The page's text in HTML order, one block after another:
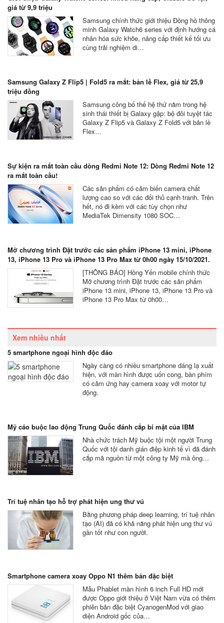
giá từ 9,9 triệu
Samsung chính thức giới thiệu Đồng hồ thông
minh Galaxy Watch6 series với định hướng cá
nhân hóa sức khỏe, nâng cấp thiết kế tối ưu
cùng trải nghiệm di…
Samsung Galaxy Z Flip5 | Fold5 ra mắt: bản lề Flex, giá từ 25,9
triệu đồng
Samsung công bố thế hệ thứ năm trong hệ
sinh thái thiết bị Galaxy gập: bộ đôi tuyệt tác
Galaxy Z Flip5 và Galaxy Z Fold5 với bản lề
Flex…
Sự kiện ra mắt toàn cầu dòng Redmi Note 12: Dòng Redmi Note 12
ra mắt toàn cầu!
Các sản phẩm có cảm biến camera chất
lượng cao so với các đối thủ cạnh tranh. Trên
hết, nó đi kèm với các tùy chọn như
MediaTek Dimensity 1080 SOC…
Mở chương trình Đặt trước các sản phẩm iPhone 13 mini, iPhone
13, iPhone 13 Pro và iPhone 13 Pro Max từ 0h00 ngày 15/10/2021.
[THÔNG BÁO] Hồng Yến mobile chính thức
Mở chương trình Đặt trước các sản phẩm
iPhone 13 mini, iPhone 13, iPhone 13 Pro và
iPhone 13 Pro Max từ 0h00…
Xem nhiều nhất
5 smartphone ngoại hình độc đáo
Ngày càng có nhiều smartphone dáng lạ xuất
hiện, với màn hình được uốn cong, bàn phím
có cảm ứng hay camera xoay với motor tự
động.
Mỹ cáo buộc lao động Trung Quốc đánh cắp bí mật của IBM
Nhà chức trách Mỹ buộc tội một người Trung
Quốc với tội danh gián điệp kinh tế vì đã đánh
cắp mã nguồn từ một công ty Mỹ mà ông…
Trí tuệ nhân tạo hỗ trợ phát hiện ung thư vú
Bằng phương pháp deep learning, trí tuệ nhân
tạo (AI) đã có khả năng phát hiện ung thư vú
gần tốt như con người.
Smartphone camera xoay Oppo N1 thêm bản đặc biệt
Mẫu Phablet màn hình 6 inch Full HD mới
được Oppo giới thiệu ở Việt Nam vừa có thêm
phiên bản đặc biệt CyanogenMod với giao
diện Android gốc của…